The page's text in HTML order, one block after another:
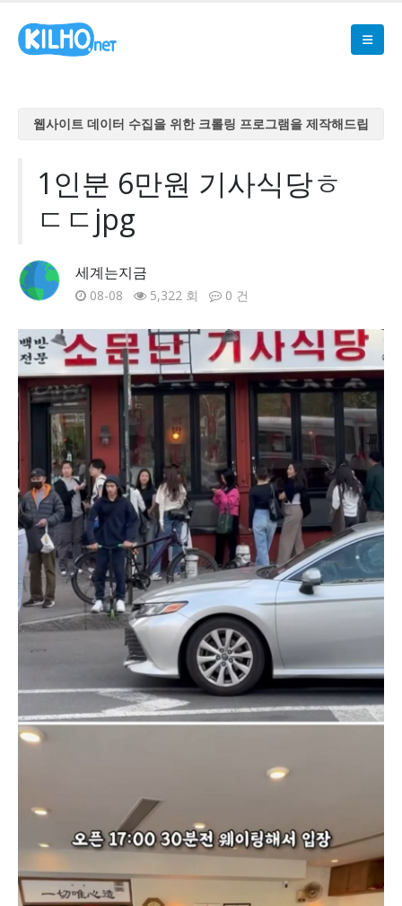
웹사이트 데이터 수집을 위한 크롤링 프로그램을 제작해드립
웹사이트 데이터 수집을 위한 크롤링 프로그램을 제작해드립
니다
웹사이트 데이터 수집을 위한 크롤링 프로그램을 제작해드립
웹사이트 데이터 수집을 위한 크롤링 프로그램을 제작해드립
니다
니다
1인분 6만원 기사식당ㅎ
ㄷㄷjpg
세계는지금
08-08 5,322 회 0 건